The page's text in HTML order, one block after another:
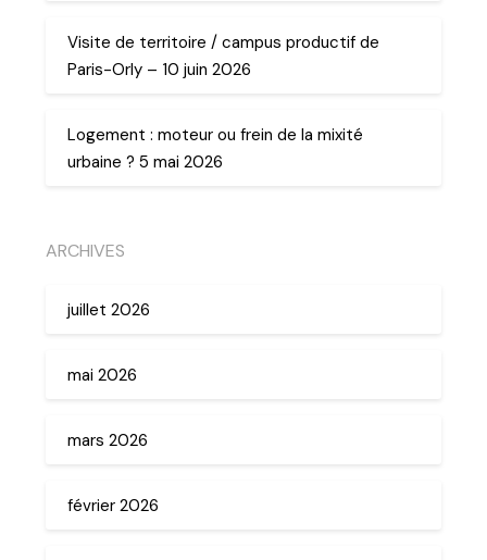
Visite de territoire / campus productif de
Paris-Orly – 10 juin 2026
Logement : moteur ou frein de la mixité
urbaine ? 5 mai 2026
ARCHIVES
juillet 2026
mai 2026
mars 2026
février 2026